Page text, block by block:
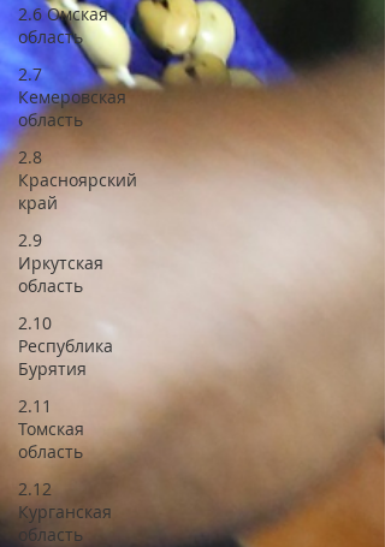
2.6 Омская
область
2.7
Кемеровская
область
2.8
Красноярский
край
2.9
Иркутская
область
2.10
Республика
Бурятия
2.11
Томская
область
2.12
Курганская
область